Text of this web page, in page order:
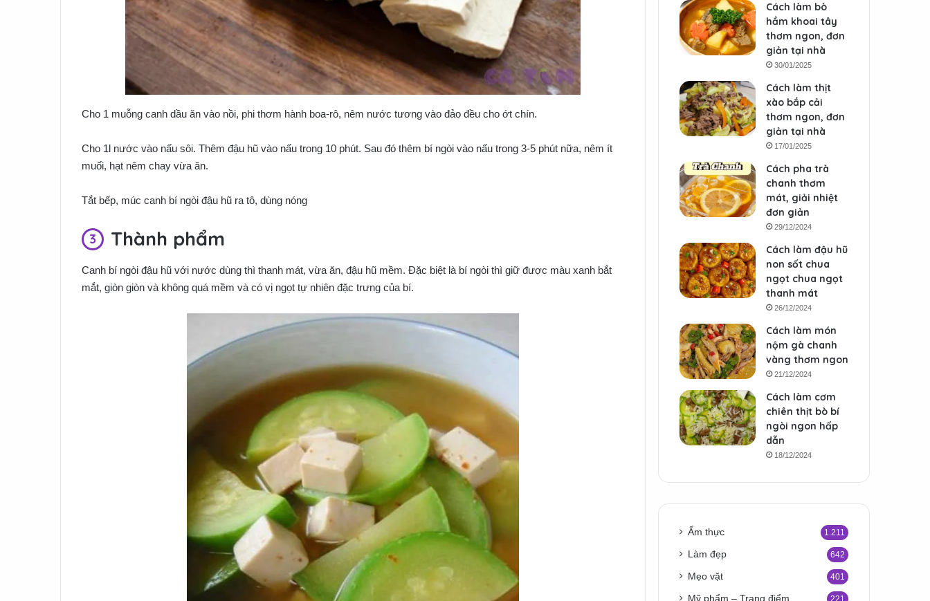
Cho 1 muỗng canh dầu ăn vào nồi, phi thơm hành boa-rô, nêm nước tương vào đảo đều cho ớt chín.
Cho 1l nước vào nấu sôi. Thêm đậu hũ vào nấu trong 10 phút. Sau đó thêm bí ngòi vào nấu trong 3-5 phút nữa, nêm ít
muối, hạt nêm chay vừa ăn.
Tắt bếp, múc canh bí ngòi đậu hũ ra tô, dùng nóng
Thành phẩm
Canh bí ngòi đậu hũ với nước dùng thì thanh mát, vừa ăn, đậu hũ mềm. Đặc biệt là bí ngòi thì giữ được màu xanh bắt
mắt, giòn giòn và không quá mềm và có vị ngọt tự nhiên đặc trưng của bí.
Cách làm bò
hầm khoai tây
thơm ngon, đơn
giản tại nhà
30/01/2025
Cách làm thịt
xào bắp cải
thơm ngon, đơn
giản tại nhà
17/01/2025
Cách pha trà
chanh thơm
mát, giải nhiệt
đơn giản
29/12/2024
Cách làm đậu hũ
non sốt chua
ngọt chua ngọt
thanh mát
26/12/2024
Cách làm món
nộm gà chanh
vàng thơm ngon
21/12/2024
Cách làm cơm
chiên thịt bò bí
ngòi ngon hấp
dẫn
18/12/2024
Ẩm thực 1.211
Làm đẹp 642
Mẹo vặt 401
Mỹ phẩm – Trang điểm 221